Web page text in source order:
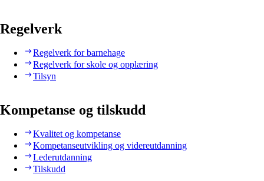
Regelverk
Regelverk for barnehage
Regelverk for skole og opplæring
Tilsyn
Kompetanse og tilskudd
Kvalitet og kompetanse
Kompetanseutvikling og videreutdanning
Lederutdanning
Tilskudd